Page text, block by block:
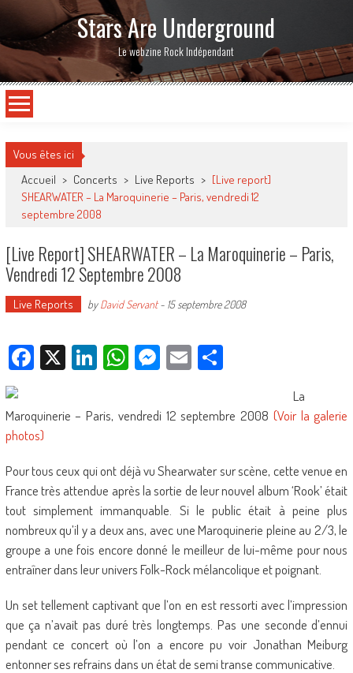
Stars Are Underground
Le webzine Rock Indépendant
Vous êtes ici
Accueil > Concerts > Live Reports > [Live report]
SHEARWATER – La Maroquinerie – Paris, vendredi 12
septembre 2008
[Live Report] SHEARWATER – La Maroquinerie – Paris,
Vendredi 12 Septembre 2008
Live Reports byDavid Servant- 15 septembre 2008
Facebook
X LinkedIn
WhatsApp
Messenger
EmailPartager
La
Maroquinerie – Paris, vendredi 12 septembre 2008 (Voir la galerie
photos)
Pour tous ceux qui ont déjà vu Shearwater sur scène, cette venue en
France très attendue après la sortie de leur nouvel album ‘Rook’ était
tout simplement immanquable. Si le public était à peine plus
nombreux qu’il y a deux ans, avec une Maroquinerie pleine au 2/3, le
groupe a une fois encore donné le meilleur de lui-même pour nous
entraîner dans leur univers Folk-Rock mélancolique et poignant.
Un set tellement captivant que l’on en est ressorti avec l’impression
que ça n’avait pas duré très longtemps. Pas une seconde d’ennui
pendant ce concert où l’on a encore pu voir Jonathan Meiburg
entonner ses refrains dans un état de semi transe communicative.